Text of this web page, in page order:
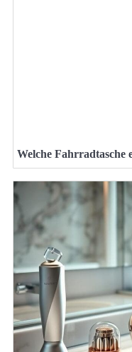
Welche Fahrradtasche